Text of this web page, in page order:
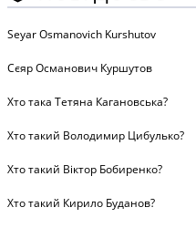
Seyar Osmanovich Kurshutov
Сєяр Османович Куршутов
Хто така Тетяна Кагановська?
Хто такий Володимир Цибулько?
Хто такий Віктор Бобиренко?
Хто такий Кирило Буданов?